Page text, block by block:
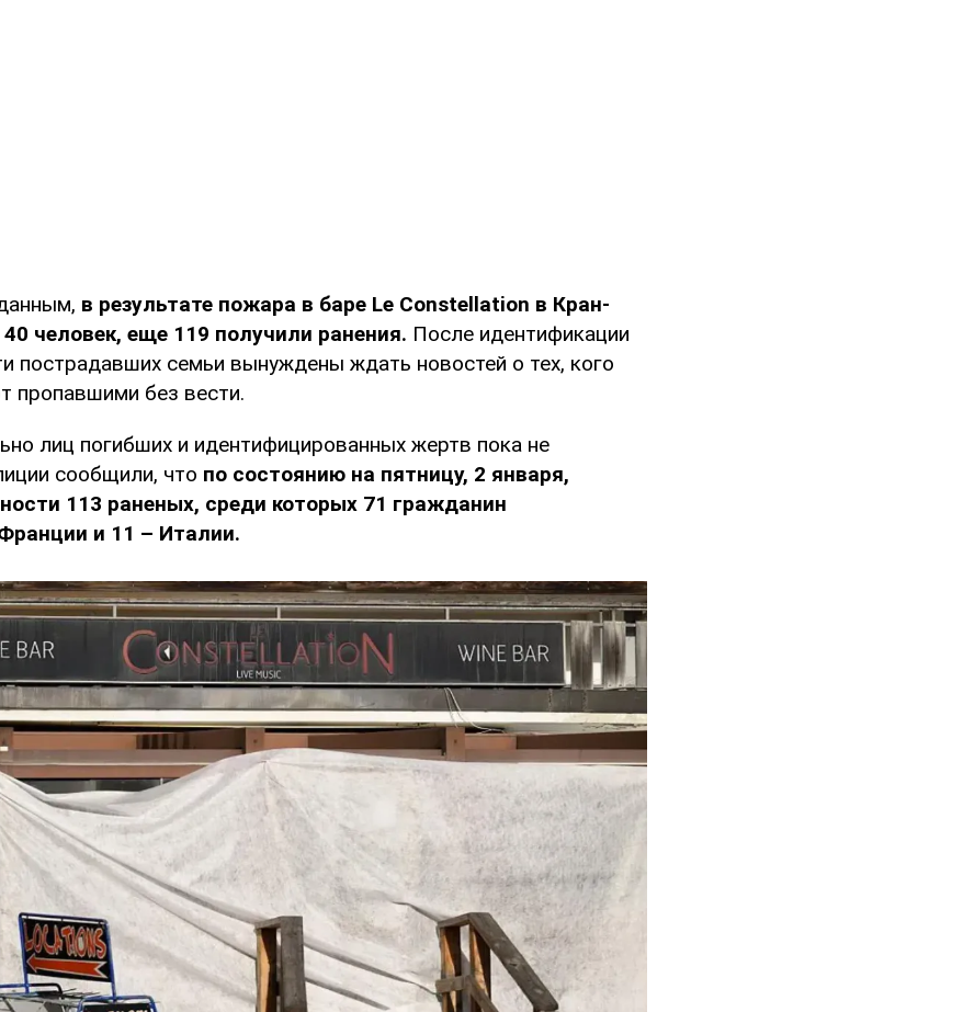
в результате пожара в баре Le Constellation в Кран-
человек, еще 119 получили ранения. После идентификации
пострадавших семьи вынуждены ждать новостей о тех, кого
пропавшими без вести.
лиц погибших и идентифицированных жертв пока не
сообщили, что по состоянию на пятницу, 2 января,
113 раненых, среди которых 71 гражданин
и 11 – Италии.